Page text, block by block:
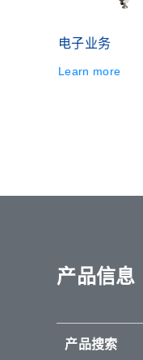
电子业务
Learn more
产品信息
产品搜索